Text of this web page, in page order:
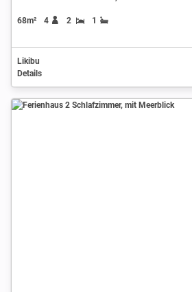
68m² 4 2 1
Likibu
Details